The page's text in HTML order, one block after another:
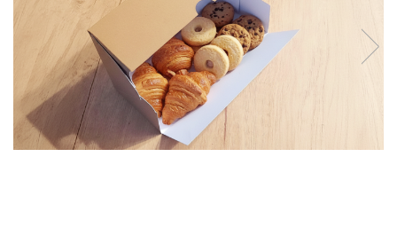
CUTII DE TORT CU FEREASTRA
CUTII DE TORT FARA FEREASTRA
CUTII DESCHISE CU FEREASTRA
CUTII DESCHISE FARA FEREASTRA
CUTII FARA FEREASTRA PENTRU
MINI-PRAJITURI